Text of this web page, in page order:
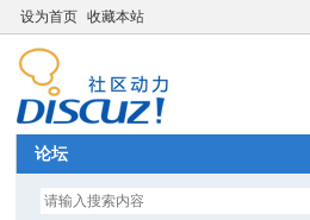
设为首页 收藏本站
论坛